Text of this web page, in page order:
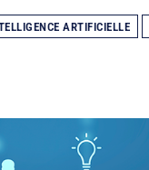
ARTIFICIELLE